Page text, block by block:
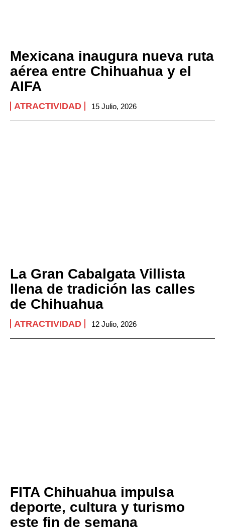
Mexicana inaugura nueva ruta
aérea entre Chihuahua y el
AIFA
ATRACTIVIDAD 15 Julio, 2026
La Gran Cabalgata Villista
llena de tradición las calles
de Chihuahua
ATRACTIVIDAD 12 Julio, 2026
FITA Chihuahua impulsa
deporte, cultura y turismo
este fin de semana